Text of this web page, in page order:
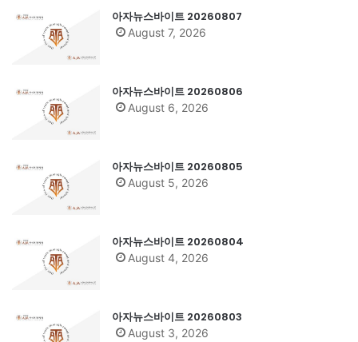
아자뉴스바이트 20260807
August 7, 2026
아자뉴스바이트 20260806
August 6, 2026
아자뉴스바이트 20260805
August 5, 2026
아자뉴스바이트 20260804
August 4, 2026
아자뉴스바이트 20260803
August 3, 2026